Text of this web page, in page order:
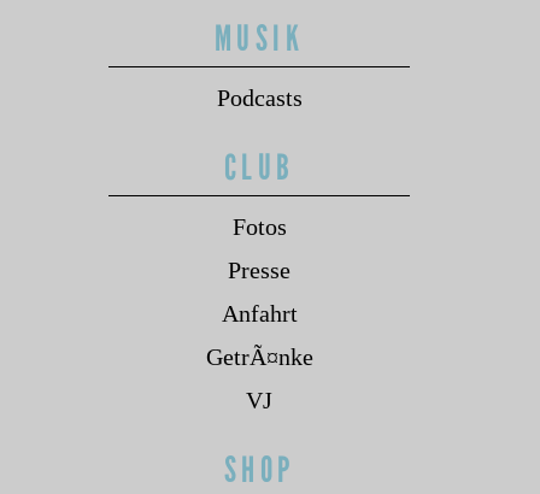
MUSIK
Podcasts
CLUB
Fotos
Presse
Anfahrt
GetrÃ¤nke
VJ
SHOP